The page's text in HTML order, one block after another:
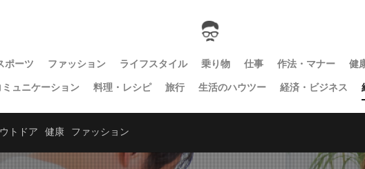
ポーツ ファッション ライフスタイル 乗り物 仕事 作法・マナー 健
ュニケーション
料理・レシピ 旅行 生活のハウツー 経済・ビジネス
トドア 健康 ファッション